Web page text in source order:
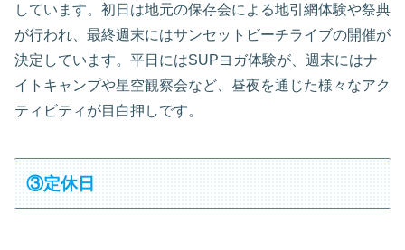
しています。初日は地元の保存会による地引網体験や祭典
が行われ、最終週末にはサンセットビーチライブの開催が
決定しています。平日にはSUPヨガ体験が、週末にはナ
イトキャンプや星空観察会など、昼夜を通じた様々なアク
ティビティが目白押しです。
③定休日